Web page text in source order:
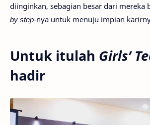
diinginkan, sebagian besar dari mereka
by step-nya untuk menuju impian
Untuk itulah Girls’
hadir